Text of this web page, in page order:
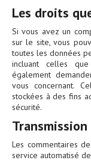
Les droits
Si vous avez un
sur le site, vous
toutes les données
incluant celles
également
vous concernant.
stockées à des fins
sécurité.
Les commentaires
service automatisé